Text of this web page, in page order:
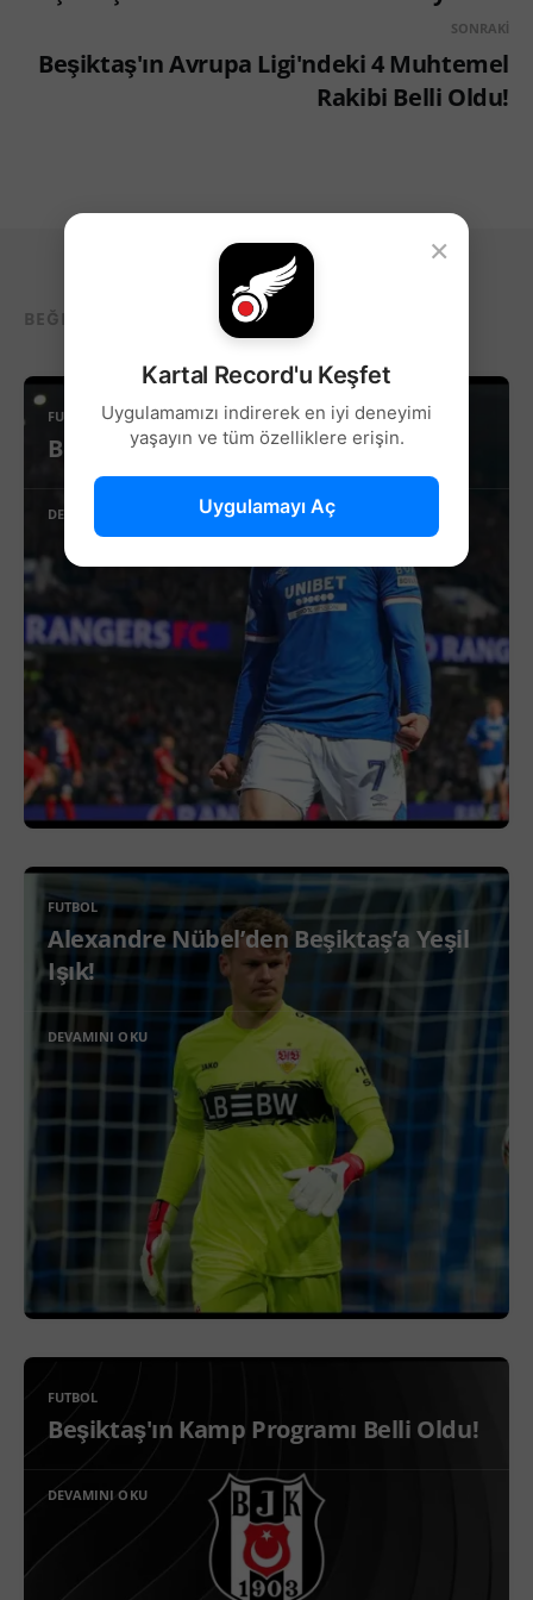
SONRAKI
Beşiktaş'ın Avrupa Ligi'ndeki 4 Muhtemel
Rakibi Belli Oldu!
BEĞENEBILECEĞIN DIĞER YAZILAR...
FUTBOL
Beşiktaş’ta Sağ Kanat İçin Yeni Aday!
DEVAMINI OKU
FUTBOL
Alexandre Nübel’den Beşiktaş’a Yeşil
Işık!
DEVAMINI OKU
FUTBOL
Beşiktaş'ın Kamp Programı Belli Oldu!
DEVAMINI OKU
×
Kartal Record'u Keşfet
Uygulamamızı indirerek en iyi deneyimi
yaşayın ve tüm özelliklere erişin.
Uygulamayı Aç